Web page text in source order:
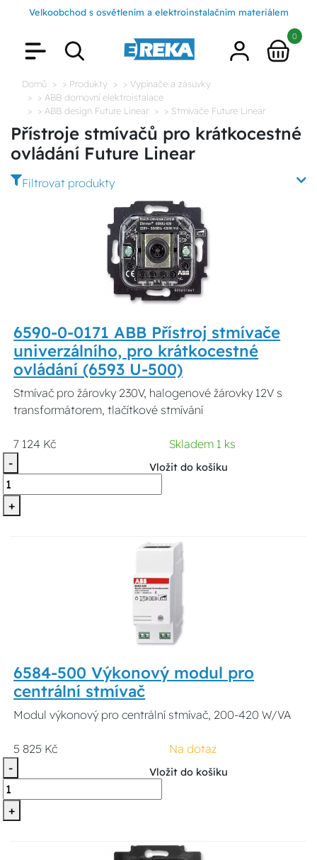
Velkoobchod s osvětlením a elektroinstalačním materiálem
0
Domů > Produkty
> Vypínače a zásuvky
> ABB domovní elektroistalace
> ABB design Future Linear
> Stmívače Future Linear
Přístroje stmívačů pro krátkocestné
ovládání Future Linear
Filtrovat produkty
6590-0-0171 ABB Přístroj stmívače
univerzálního, pro krátkocestné
ovládání (6593 U-500)
Stmívač pro žárovky 230V, halogenové žárovky 12V s
transformátorem, tlačítkové stmívání
7 124 Kč
Skladem 1 ks
-
+
Vložit do košíku
6584-500 Výkonový modul pro
centrální stmívač
Modul výkonový pro centrální stmívač, 200-420 W/VA
5 825 Kč
Na dotaz
-
+
Vložit do košíku